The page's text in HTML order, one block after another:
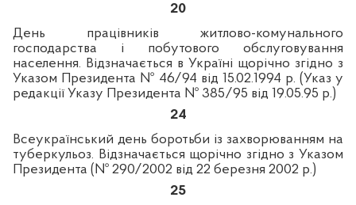
20
День працівників житлово-комунального
господарства і побутового обслуговування
населення. Відзначається в Україні щорічно згідно з
Указом Президента № 46/94 від 15.02.1994 р. (Указ у
редакції Указу Президента № 385/95 від 19.05.95 р.)
24
Всеукраїнський день боротьби із захворюванням на
туберкульоз. Відзначається щорічно згідно з Указом
Президента (№ 290/2002 від 22 березня 2002 р.)
25